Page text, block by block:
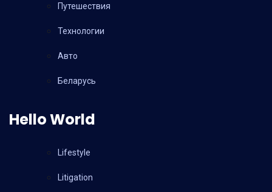
Путешествия
Технологии
Авто
Беларусь
Hello World
Lifestyle
Litigation